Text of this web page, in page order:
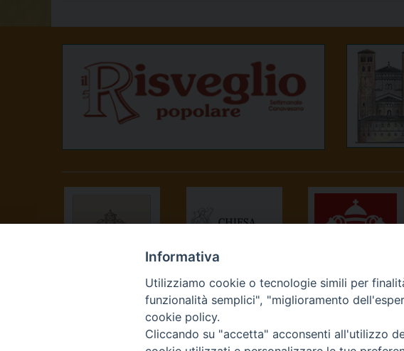
CONFERENZA
EPISCOPALE
ITALIANA
NEWS.VA
Informativa
Utilizziamo cookie o tecnologie simili per
funzionalità semplici", "miglioramento
cookie policy.
Cliccando su "accetta" acconsenti all'utilizzo